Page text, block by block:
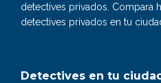
detectives privados. Compara
detectives privados en tu
Detectives en tu